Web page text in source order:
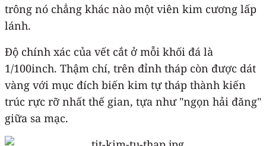
trông nó chẳng khác nào một viên kim cương lấp
lánh.
Độ chính xác của vết cắt ở mỗi khối đá là
1/100inch. Thậm chí, trên đỉnh tháp còn được dát
vàng với mục đích biến kim tự tháp thành kiến
trúc rực rỡ nhất thế gian, tựa như "ngọn hải đăng"
giữa sa mạc.